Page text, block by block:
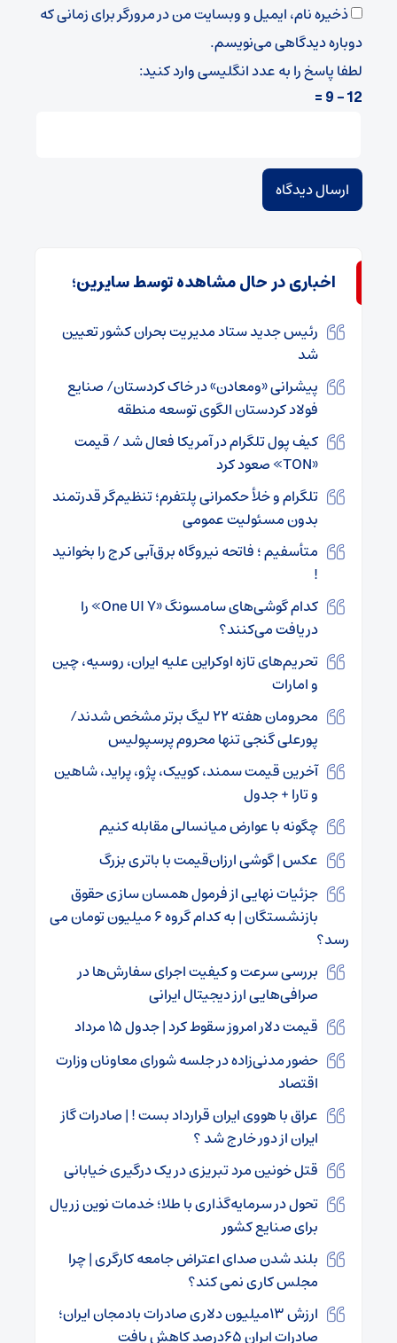
ذخیره نام، ایمیل و وبسایت من در مرورگر برای زمانی که
دوباره دیدگاهی می‌نویسم.
لطفا پاسخ را به عدد انگلیسی وارد کنید:
12 − 9 =
اخباری در حال مشاهده توسط سایرین؛
رئیس جدید ستاد مدیریت بحران کشور تعیین
شد
پیشرانی «ومعادن» در خاک کردستان/ صنایع
فولاد کردستان الگوی توسعه منطقه
کیف پول تلگرام در آمریکا فعال شد / قیمت
«TON» صعود کرد
تلگرام و خلأ حکمرانی پلتفرم‌؛ تنظیم‌گر قدرتمند
بدون مسئولیت عمومی
متأسفیم ؛ فاتحه نیروگاه برق‌آبی کرج را بخوانید
!
کدام گوشی‌های سامسونگ «One UI 7» را
دریافت می‌کنند؟
تحریم‌های تازه اوکراین علیه ایران، روسیه، چین
و امارات
محرومان هفته ۲۲ لیگ برتر مشخص شدند/
پورعلی گنجی تنها محروم پرسپولیس
آخرین قیمت سمند، کوییک، پژو، پراید، شاهین
و تارا + جدول
چگونه با عوارض میانسالی مقابله کنیم
عکس | گوشی ارزان‌قیمت با باتری بزرگ
جزئیات نهایی از فرمول همسان سازی حقوق
بازنشستگان | به کدام گروه ۶ میلیون تومان می
رسد؟
بررسی سرعت و کیفیت اجرای سفارش‌ها در
صرافی‌هایی ارز دیجیتال ایرانی
قیمت دلار امروز سقوط کرد | جدول ۱۵ مرداد
حضور مدنی‌زاده در جلسه شورای معاونان وزارت
اقتصاد
عراق با هووی ایران قرارداد بست ! | صادرات گاز
ایران از دور خارج شد ؟
قتل خونین مرد تبریزی در یک درگیری خیابانی
تحول در سرمایه‌گذاری با طلا؛ خدمات نوین زریال
برای صنایع کشور
بلند شدن صدای اعتراض جامعه کارگری | چرا
مجلس کاری نمی کند؟
ارزش ۱۳میلیون دلاری صادرات بادمجان ایران؛
صادرات ایران ۶۵درصد کاهش یافت